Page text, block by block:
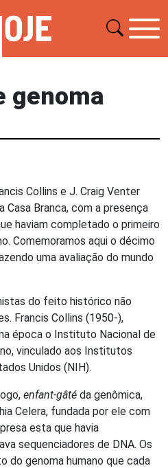
genoma
Collins e J. Craig Venter
Casa Branca, com a presença
haviam completado o primeiro
Comemoramos aqui o décimo
uma avaliação do mundo
do feito histórico não
Francis Collins (1950-),
época o Instituto Nacional de
vinculado aos Institutos
Unidos (NIH).
enfant-gâté da genômica,
Celera, fundada por ele com
esta que havia
sequenciadores de DNA. Os
do genoma humano que cada